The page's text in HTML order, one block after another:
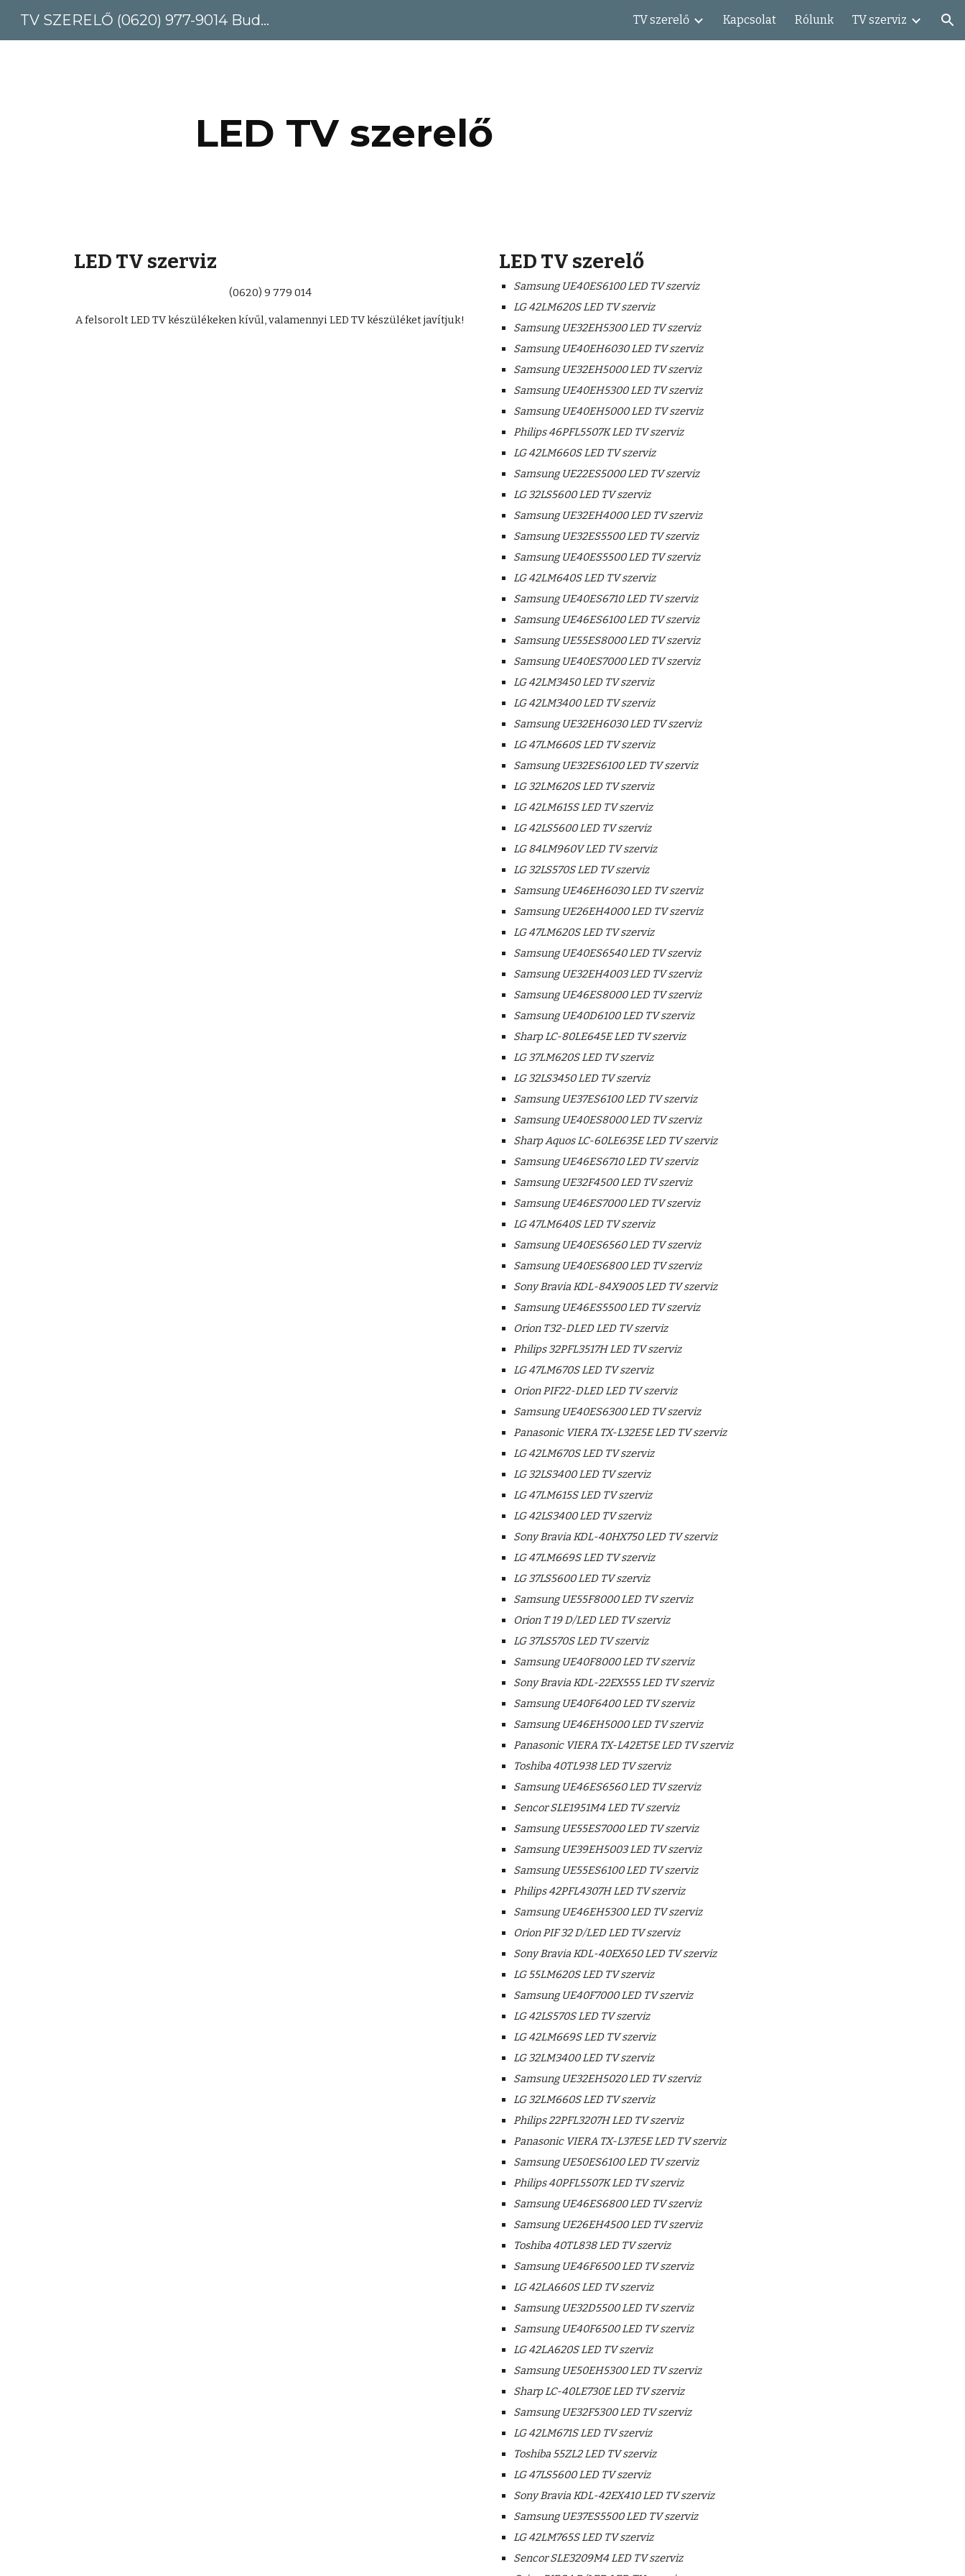
Skip to navigation
TV SZERELŐ (0620) 977-9014 Budapest, Pest megye TV szerelő Kapcsolat Rólunk TV szerviz
LED TV szerelő
LED TV szerviz
(0620) 9 779 014
A felsorolt LED TV készülékeken kívűl, valamennyi LED TV készüléket javítjuk!
LED TV szerelő
Samsung UE40ES6100 LED TV szerviz
LG 42LM620S LED TV szerviz
Samsung UE32EH5300 LED TV szerviz
Samsung UE40EH6030 LED TV szerviz
Samsung UE32EH5000 LED TV szerviz
Samsung UE40EH5300 LED TV szerviz
Samsung UE40EH5000 LED TV szerviz
Philips 46PFL5507K LED TV szerviz
LG 42LM660S LED TV szerviz
Samsung UE22ES5000 LED TV szerviz
LG 32LS5600 LED TV szerviz
Samsung UE32EH4000 LED TV szerviz
Samsung UE32ES5500 LED TV szerviz
Samsung UE40ES5500 LED TV szerviz
LG 42LM640S LED TV szerviz
Samsung UE40ES6710 LED TV szerviz
Samsung UE46ES6100 LED TV szerviz
Samsung UE55ES8000 LED TV szerviz
Samsung UE40ES7000 LED TV szerviz
LG 42LM3450 LED TV szerviz
LG 42LM3400 LED TV szerviz
Samsung UE32EH6030 LED TV szerviz
LG 47LM660S LED TV szerviz
Samsung UE32ES6100 LED TV szerviz
LG 32LM620S LED TV szerviz
LG 42LM615S LED TV szerviz
LG 42LS5600 LED TV szerviz
LG 84LM960V LED TV szerviz
LG 32LS570S LED TV szerviz
Samsung UE46EH6030 LED TV szerviz
Samsung UE26EH4000 LED TV szerviz
LG 47LM620S LED TV szerviz
Samsung UE40ES6540 LED TV szerviz
Samsung UE32EH4003 LED TV szerviz
Samsung UE46ES8000 LED TV szerviz
Samsung UE40D6100 LED TV szerviz
Sharp LC-80LE645E LED TV szerviz
LG 37LM620S LED TV szerviz
LG 32LS3450 LED TV szerviz
Samsung UE37ES6100 LED TV szerviz
Samsung UE40ES8000 LED TV szerviz
Sharp Aquos LC-60LE635E LED TV szerviz
Samsung UE46ES6710 LED TV szerviz
Samsung UE32F4500 LED TV szerviz
Samsung UE46ES7000 LED TV szerviz
LG 47LM640S LED TV szerviz
Samsung UE40ES6560 LED TV szerviz
Samsung UE40ES6800 LED TV szerviz
Sony Bravia KDL-84X9005 LED TV szerviz
Samsung UE46ES5500 LED TV szerviz
Orion T32-DLED LED TV szerviz
Philips 32PFL3517H LED TV szerviz
LG 47LM670S LED TV szerviz
Orion PIF22-DLED LED TV szerviz
Samsung UE40ES6300 LED TV szerviz
Panasonic VIERA TX-L32E5E LED TV szerviz
LG 42LM670S LED TV szerviz
LG 32LS3400 LED TV szerviz
LG 47LM615S LED TV szerviz
LG 42LS3400 LED TV szerviz
Sony Bravia KDL-40HX750 LED TV szerviz
LG 47LM669S LED TV szerviz
LG 37LS5600 LED TV szerviz
Samsung UE55F8000 LED TV szerviz
Orion T 19 D/LED LED TV szerviz
LG 37LS570S LED TV szerviz
Samsung UE40F8000 LED TV szerviz
Sony Bravia KDL-22EX555 LED TV szerviz
Samsung UE40F6400 LED TV szerviz
Samsung UE46EH5000 LED TV szerviz
Panasonic VIERA TX-L42ET5E LED TV szerviz
Toshiba 40TL938 LED TV szerviz
Samsung UE46ES6560 LED TV szerviz
Sencor SLE1951M4 LED TV szerviz
Samsung UE55ES7000 LED TV szerviz
Samsung UE39EH5003 LED TV szerviz
Samsung UE55ES6100 LED TV szerviz
Philips 42PFL4307H LED TV szerviz
Samsung UE46EH5300 LED TV szerviz
Orion PIF 32 D/LED LED TV szerviz
Sony Bravia KDL-40EX650 LED TV szerviz
LG 55LM620S LED TV szerviz
Samsung UE40F7000 LED TV szerviz
LG 42LS570S LED TV szerviz
LG 42LM669S LED TV szerviz
LG 32LM3400 LED TV szerviz
Samsung UE32EH5020 LED TV szerviz
LG 32LM660S LED TV szerviz
Philips 22PFL3207H LED TV szerviz
Panasonic VIERA TX-L37E5E LED TV szerviz
Samsung UE50ES6100 LED TV szerviz
Philips 40PFL5507K LED TV szerviz
Samsung UE46ES6800 LED TV szerviz
Samsung UE26EH4500 LED TV szerviz
Toshiba 40TL838 LED TV szerviz
Samsung UE46F6500 LED TV szerviz
LG 42LA660S LED TV szerviz
Samsung UE32D5500 LED TV szerviz
Samsung UE40F6500 LED TV szerviz
LG 42LA620S LED TV szerviz
Samsung UE50EH5300 LED TV szerviz
Sharp LC-40LE730E LED TV szerviz
Samsung UE32F5300 LED TV szerviz
LG 42LM671S LED TV szerviz
Toshiba 55ZL2 LED TV szerviz
LG 47LS5600 LED TV szerviz
Sony Bravia KDL-42EX410 LED TV szerviz
Samsung UE37ES5500 LED TV szerviz
LG 42LM765S LED TV szerviz
Sencor SLE3209M4 LED TV szerviz